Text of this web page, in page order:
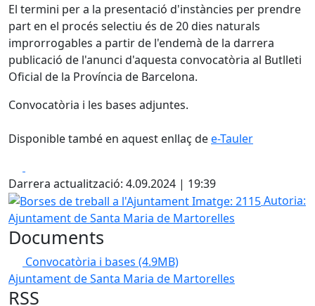
El termini per a la presentació d'instàncies per prendre
part en el procés selectiu és de 20 dies naturals
improrrogables a partir de l'endemà de la darrera
publicació de l'anunci d'aquesta convocatòria al Butlleti
Oficial de la Província de Barcelona.
Convocatòria i les bases adjuntes.
Disponible també en aquest enllaç dee-Tauler
Darrera actualització: 4.09.2024 | 19:39
Borses de treball a l'Ajuntament Imatge: 2115
Autoria:
Ajuntament de Santa Maria de Martorelles
Documents
Convocatòria i bases (4.9MB)
Ajuntament de Santa Maria de Martorelles
RSS